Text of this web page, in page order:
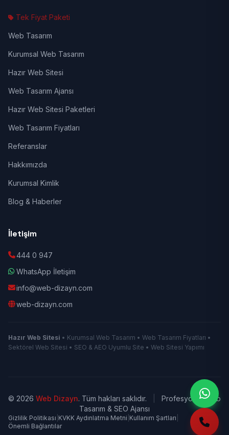
Tek Fiyat Paketi
Web Tasarım
Kurumsal Web Tasarım
Hazır Web Sitesi
Web Tasarım Ajansı
Hazır Web Sitesi Paketleri
Web Tasarım Fiyatları
Referanslar
Hakkımızda
Kurumsal Kimlik
Blog & Haberler
İletişim
444 0 947
WhatsApp İletişim
info@web-dizayn.com
web-dizayn.com
Hazır Web Sitesi • Kurumsal Web Tasarım • Web Tasarım Fiyatları •
Sektörel Web Sitesi • SEO & AEO Uyumlu Site • Web Sitesi Yapımı
© 2026 Web Dizayn. Tüm hakları saklıdır.
Profesyonel Web
Tasarım & SEO Ajansı
Gizlilik Politikası KVKK Aydınlatma Metni Kullanım Şartları
Önemli Bağlantılar